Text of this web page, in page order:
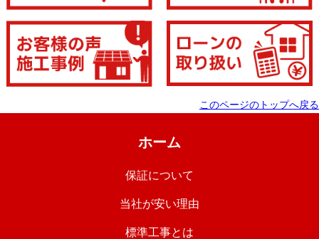
このページのトップへ戻る
ホーム
保証について
当社が安い理由
標準工事とは